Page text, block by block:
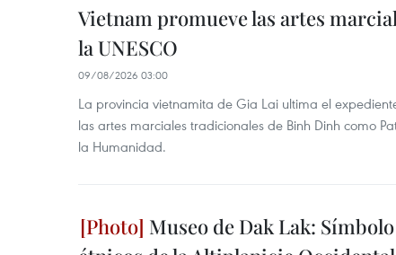
Vietnam promueve las artes
la UNESCO
09/08/2026 03:00
La provincia vietnamita de Gia Lai ultima el
las artes marciales tradicionales de Binh Dinh como
la Humanidad.
Museo de Dak Lak: